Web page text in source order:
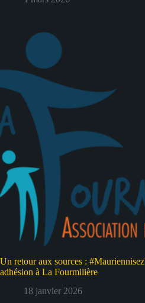
Un retour aux sources :
adhésion à La Fourmilière
18 janvier 2026